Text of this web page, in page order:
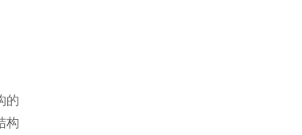
的
构